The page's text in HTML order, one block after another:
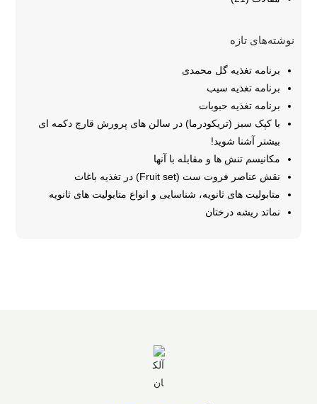
نوشته‌های تازه
برنامه تغذیه گل محمدی
برنامه تغذیه سیب
برنامه تغذیه حبوبات
با کپک سبز (تریکودرما) در سالن های پرورش قارچ دکمه ای
بیشتر آشنا شوید!
مکانیسم تنش ها و مقابله با آنها
نقش عناصر فروت ست (Fruit set) در تغذیه باغات
متابولیت های ثانویه، شناسایی و انواع متابولیت های ثانویه
نماتد ریشه درختان